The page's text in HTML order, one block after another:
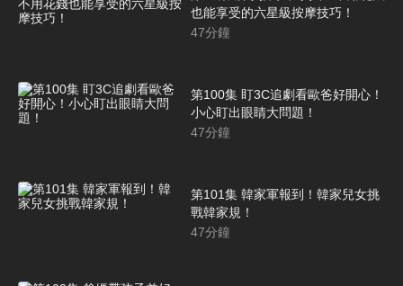
也能享受的六星級按摩技巧！
47分鐘
第100集 盯3C追劇看歐爸好開心！
小心盯出眼睛大問題！
47分鐘
第101集 韓家軍報到！韓家兒女挑
戰韓家規！
47分鐘